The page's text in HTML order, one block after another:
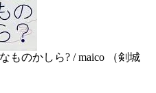
ものかしら? / maico （剣城